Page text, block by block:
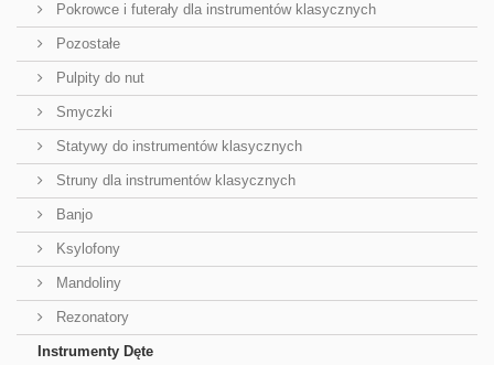
Pokrowce i futerały dla instrumentów klasycznych
Pozostałe
Pulpity do nut
Smyczki
Statywy do instrumentów klasycznych
Struny dla instrumentów klasycznych
Banjo
Ksylofony
Mandoliny
Rezonatory
Instrumenty Dęte